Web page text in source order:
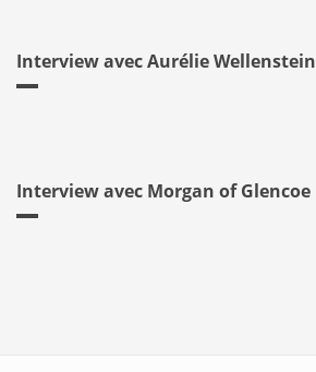
Interview avec Aurélie Wellenstein
Interview avec Morgan of Glencoe